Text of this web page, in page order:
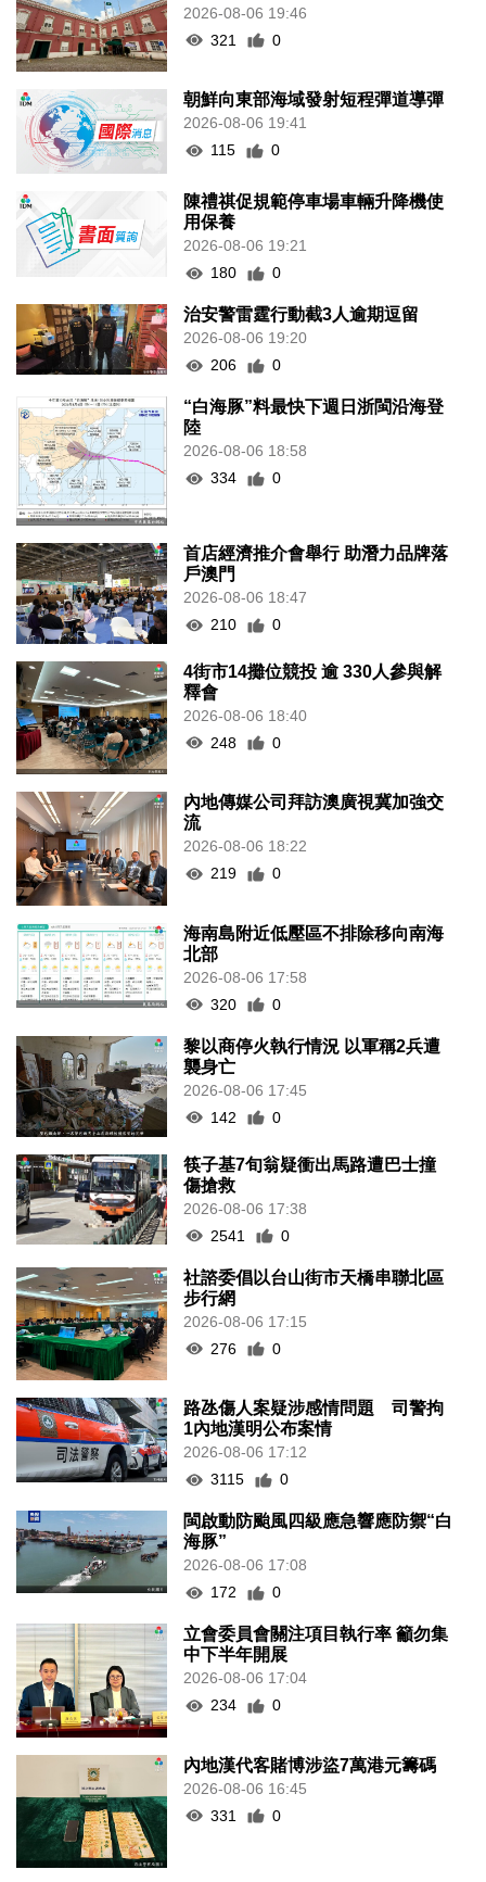
2026-08-06 19:46
321
0
朝鮮向東部海域發射短程彈道導彈
2026-08-06 19:41
115
0
陳禮祺促規範停車場車輛升降機使
用保養
2026-08-06 19:21
180
0
治安警雷霆行動截3人逾期逗留
2026-08-06 19:20
206
0
“白海豚”料最快下週日浙閩沿海登
陸
2026-08-06 18:58
334
0
首店經濟推介會舉行 助潛力品牌落
戶澳門
2026-08-06 18:47
210
0
4街市14攤位競投 逾 330人參與解
釋會
2026-08-06 18:40
248
0
內地傳媒公司拜訪澳廣視冀加強交
流
2026-08-06 18:22
219
0
海南島附近低壓區不排除移向南海
北部
2026-08-06 17:58
320
0
黎以商停火執行情況 以軍稱2兵遭
襲身亡
2026-08-06 17:45
142
0
筷子基7旬翁疑衝出馬路遭巴士撞
傷搶救
2026-08-06 17:38
2541
0
社諮委倡以台山街市天橋串聯北區
步行網
2026-08-06 17:15
276
0
路氹傷人案疑涉感情問題 司警拘
1內地漢明公布案情
2026-08-06 17:12
3115
0
閩啟動防颱風四級應急響應防禦“白
海豚”
2026-08-06 17:08
172
0
立會委員會關注項目執行率 籲勿集
中下半年開展
2026-08-06 17:04
234
0
內地漢代客賭博涉盜7萬港元籌碼
2026-08-06 16:45
331
0